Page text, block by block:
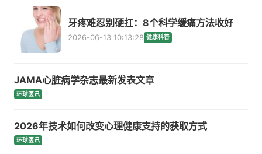
牙疼难忍别硬扛：8个科学缓痛方法收好
2026-06-13 10:13:28 健康科普
JAMA心脏病学杂志最新发表文章
环球医讯
2026年技术如何改变心理健康支持的获取方式
环球医讯